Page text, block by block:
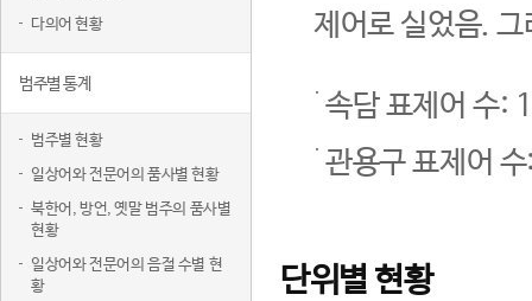
다의어 현황
범주별 통계
범주별 현황
일상어와 전문어의 품사별 현황
북한어, 방언, 옛말 범주의 품사별
현황
일상어와 전문어의 음절 수별 현
황
제어로 실었음.
속담 표제어 수:
관용구 표제어
단위별 현황